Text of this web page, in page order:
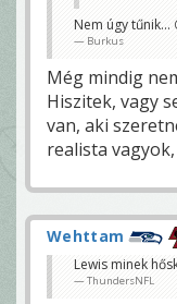
Nem úgy tűnik...
Burkus
Még mindig
Hiszitek, vagy
van, aki
realista
Wehttam
Lewis minek
ThundersNFL